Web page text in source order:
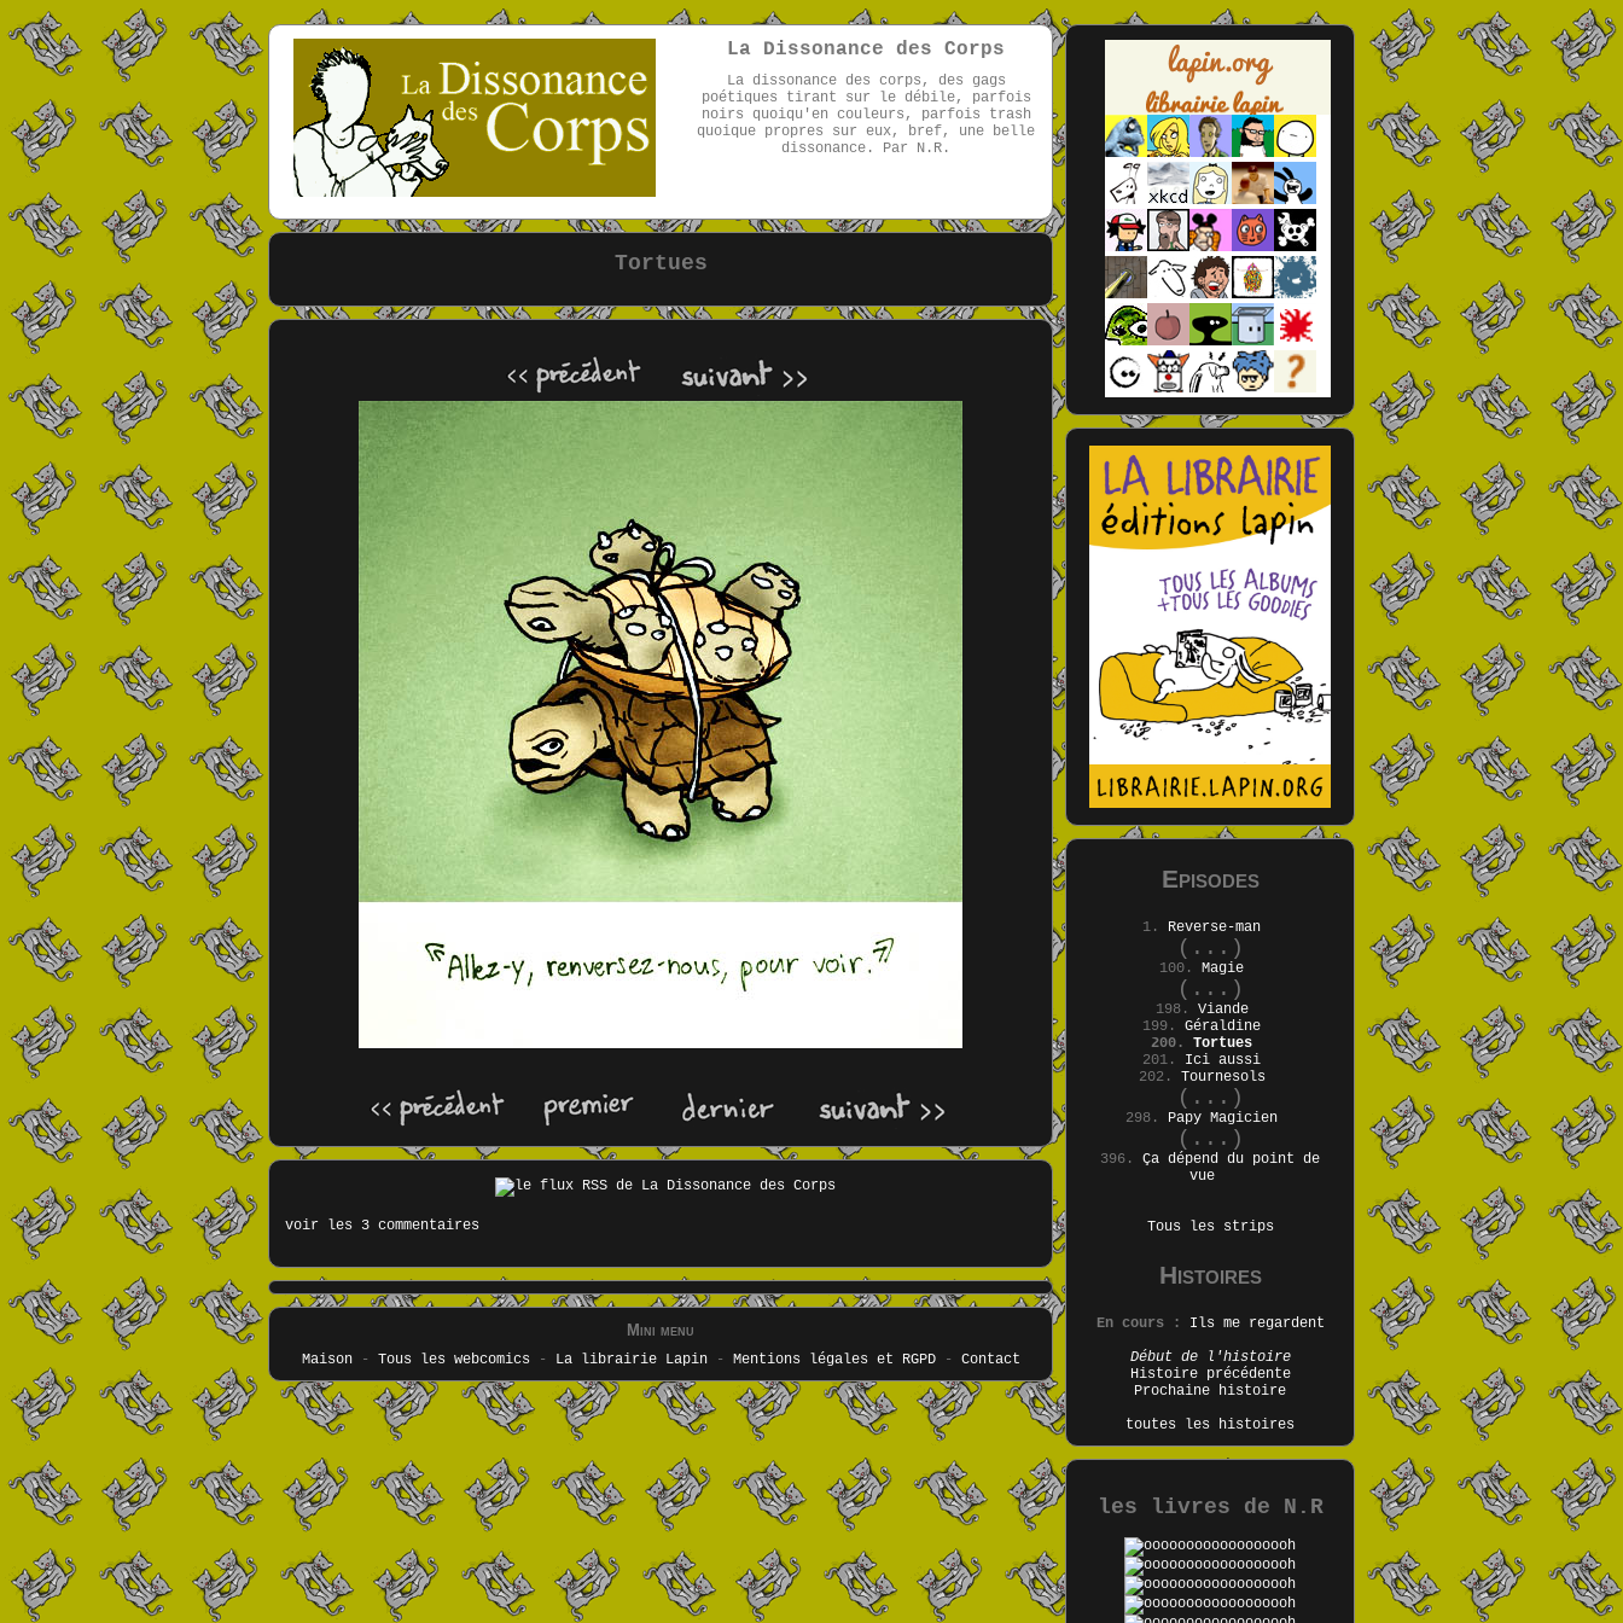
La Dissonance des Corps
La dissonance des corps, des gags
poétiques tirant sur le débile, parfois
noirs quoiqu'en couleurs, parfois trash
quoique propres sur eux, bref, une belle
dissonance. Par N.R.
Tortues
voir les 3 commentaires
Mini menu
Maison- Tous les webcomics - La librairie Lapin- Mentions légales et RGPD- Contact
Episodes
1. Reverse-man
(...)
100. Magie
(...)
198. Viande
199. Géraldine
200. Tortues
201. Ici aussi
202. Tournesols
(...)
298. Papy Magicien
(...)
396. Ça dépend du point de
vue
Tous les strips
Histoires
En cours :
Ils me regardent
Début de l'histoire
Histoire précédente
Prochaine histoire
toutes les histoires
les livres de N.R